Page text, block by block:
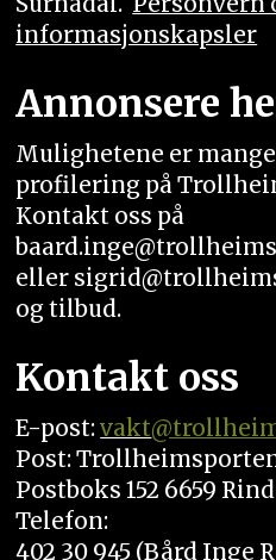
informasjonskapsler
Annonsere
Mulighetene er
profilering på
Kontakt oss på
eller
og tilbud.
Kontakt oss
E-post:vakt
Post:
Postboks 152 6659
Telefon:
402 30 945 (Bård Inge